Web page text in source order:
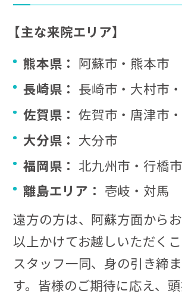
【主な来院エリア】
熊本県： 阿蘇市・熊本市
長崎県： 長崎市・大村市
佐賀県： 佐賀市・唐津市
大分県： 大分市
福岡県： 北九州市・行橋市
離島エリア： 壱岐・対馬
遠方の方は、阿蘇方面から
以上かけてお越しいただくこ
スタッフ一同、身の引き締
す。皆様のご期待に応え、